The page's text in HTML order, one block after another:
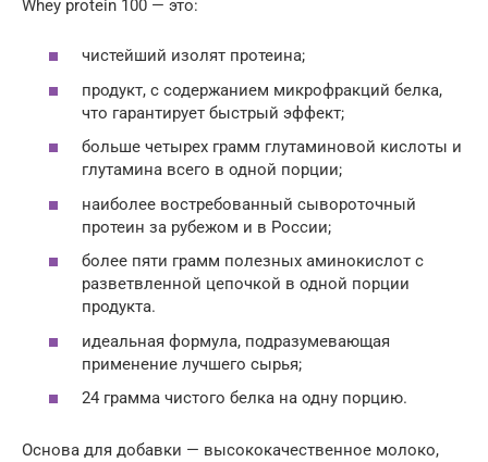
Whey protein 100 — это:
чистейший изолят протеина;
продукт, с содержанием микрофракций белка,
что гарантирует быстрый эффект;
больше четырех грамм глутаминовой кислоты и
глутамина всего в одной порции;
наиболее востребованный сывороточный
протеин за рубежом и в России;
более пяти грамм полезных аминокислот с
разветвленной цепочкой в одной порции
продукта.
идеальная формула, подразумевающая
применение лучшего сырья;
24 грамма чистого белка на одну порцию.
Основа для добавки — высококачественное молоко,